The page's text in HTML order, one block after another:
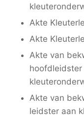
Akte
Akte
Akte van
Akte van
leidster aan